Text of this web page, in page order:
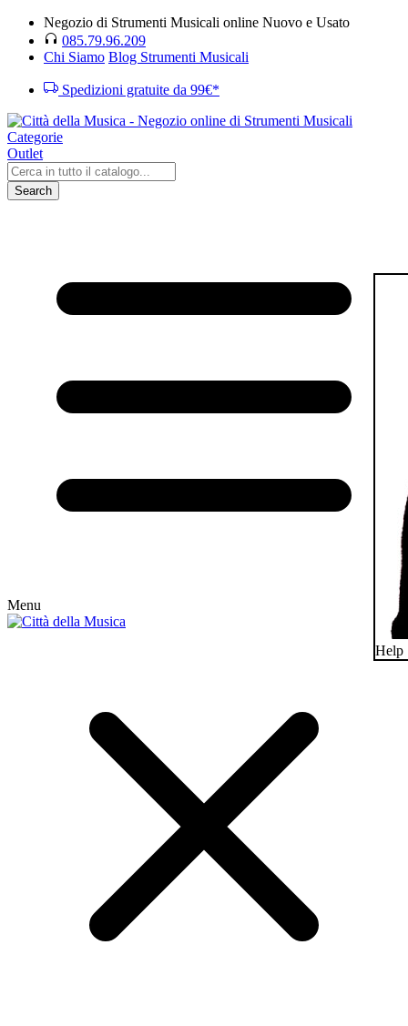
Negozio di Strumenti Musicali online Nuovo e Usato
085.79.96.209
Chi Siamo Blog Strumenti Musicali
Spedizioni gratuite da 99€*
Categorie
Outlet
Search
Menu
Help